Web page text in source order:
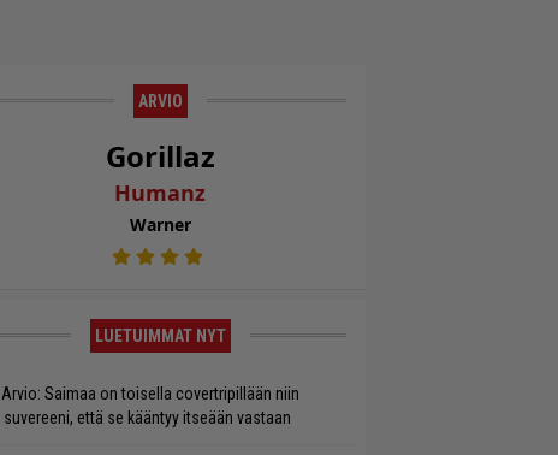
ARVIO
Gorillaz
Humanz
Warner
LUETUIMMAT NYT
Arvio: Saimaa on toisella covertripillään niin
suvereeni, että se kääntyy itseään vastaan